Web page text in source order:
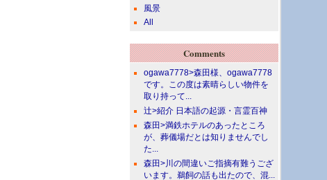
風景
All
Comments
ogawa7778>森田様、ogawa7778
です。この度は素晴らしい物件を
取り持って...
辻>紹介 日本語の起源・言霊百神
森田>満鉄ホテルのあったところ
が、葬儀場だとは知りませんでし
た...
森田>川の間違いご指摘有難うござ
います。鵜飼の話も出たので、混...